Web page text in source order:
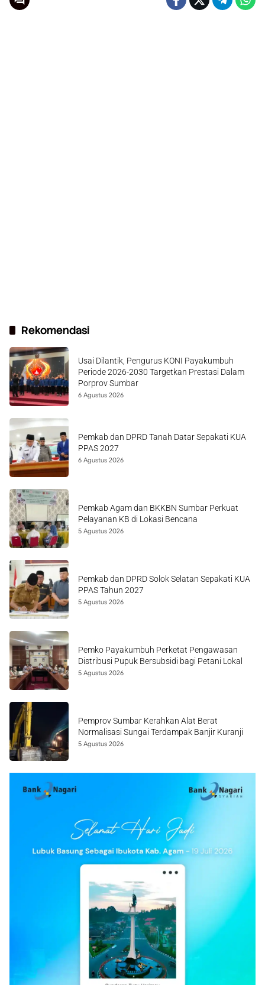
Rekomendasi
Usai Dilantik, Pengurus KONI Payakumbuh
Periode 2026-2030 Targetkan Prestasi Dalam
Porprov Sumbar
6 Agustus 2026
Pemkab dan DPRD Tanah Datar Sepakati KUA
PPAS 2027
6 Agustus 2026
Pemkab Agam dan BKKBN Sumbar Perkuat
Pelayanan KB di Lokasi Bencana
5 Agustus 2026
Pemkab dan DPRD Solok Selatan Sepakati KUA
PPAS Tahun 2027
5 Agustus 2026
Pemko Payakumbuh Perketat Pengawasan
Distribusi Pupuk Bersubsidi bagi Petani Lokal
5 Agustus 2026
Pemprov Sumbar Kerahkan Alat Berat
Normalisasi Sungai Terdampak Banjir Kuranji
5 Agustus 2026